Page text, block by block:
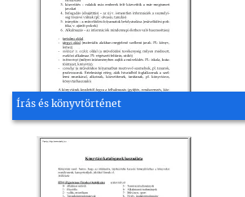
Írás és könyvtörténet